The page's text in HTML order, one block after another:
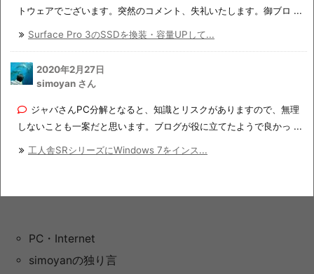
トウェアでございます。突然のコメント、失礼いたします。御ブロ ...
Surface Pro 3のSSDを換装・容量UPして...
2020年2月27日
simoyan さん
ジャバさんPC分解となると、知識とリスクがありますので、無理
しないことも一案だと思います。ブログが役に立てたようで良かっ ...
工人舎SRシリーズにWindows 7をインス...
PC・Internet
simoyanの独り言